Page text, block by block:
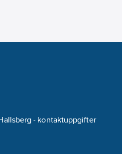
- kontaktuppgifter